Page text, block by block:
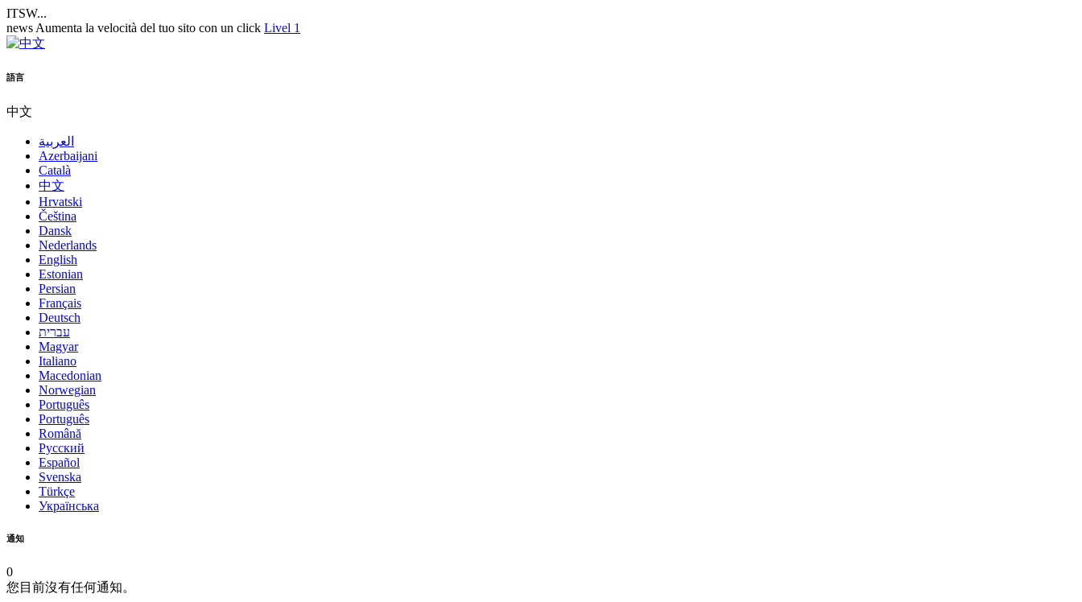
ITSW...
news Aumenta la velocità del tuo sito con un click Livel 1
語言
中文
العربية
Azerbaijani
Català
中文
Hrvatski
Čeština
Dansk
Nederlands
English
Estonian
Persian
Français
Deutsch
עברית
Magyar
Italiano
Macedonian
Norwegian
Português
Português
Română
Русский
Español
Svenska
Türkçe
Українська
通知
0
您目前沒有任何通知。